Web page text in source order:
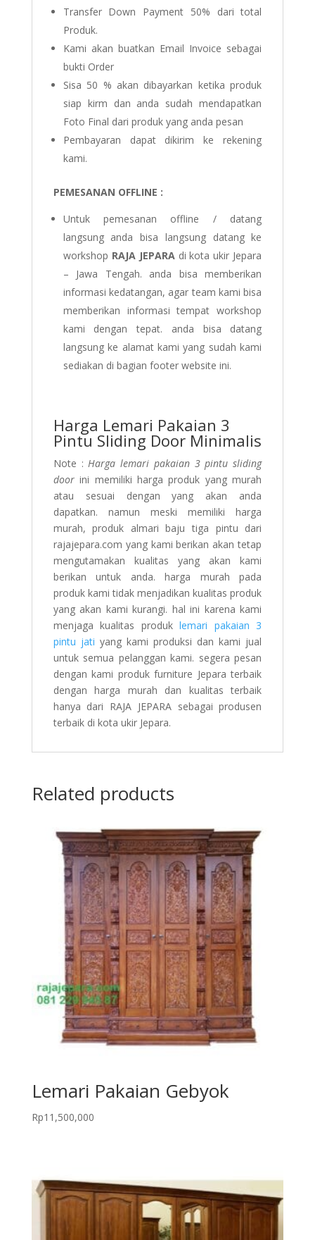
Transfer Down Payment 50% dari total
Produk.
Kami akan buatkan Email Invoice sebagai
bukti Order
Sisa 50 % akan dibayarkan ketika produk
siap kirm dan anda sudah mendapatkan
Foto Final dari produk yang anda pesan
Pembayaran dapat dikirim ke rekening
kami.
PEMESANAN OFFLINE :
Untuk pemesanan offline / datang
langsung anda bisa langsung datang ke
workshop RAJA JEPARAdi kota ukir Jepara
– Jawa Tengah. anda bisa memberikan
informasi kedatangan, agar team kami bisa
memberikan informasi tempat workshop
kami dengan tepat. anda bisa datang
langsung ke alamat kami yang sudah kami
sediakan di bagian footer website ini.
Harga Lemari Pakaian 3
Pintu Sliding Door Minimalis
Note :Harga lemari pakaian 3 pintu sliding
doorini memiliki harga produk yang murah
atau sesuai dengan yang akan anda
dapatkan. namun meski memiliki harga
murah, produk almari baju tiga pintu dari
rajajepara.com yang kami berikan akan tetap
mengutamakan kualitas yang akan kami
berikan untuk anda. harga murah pada
produk kami tidak menjadikan kualitas produk
yang akan kami kurangi. hal ini karena kami
menjaga kualitas produklemari pakaian 3
pintu jati yang kami produksi dan kami jual
untuk semua pelanggan kami. segera pesan
dengan kami produk furniture Jepara terbaik
dengan harga murah dan kualitas terbaik
hanya dari RAJA JEPARA sebagai produsen
terbaik di kota ukir Jepara.
Related products
Lemari Pakaian Gebyok
Rp11,500,000